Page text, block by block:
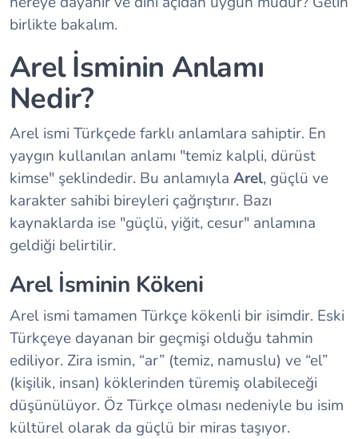
birlikte bakalım.
Arel İsminin Anlamı
Nedir?
Arel ismi Türkçede farklı anlamlara sahiptir. En
yaygın kullanılan anlamı "temiz kalpli, dürüst
kimse" şeklindedir. Bu anlamıyla Arel, güçlü ve
karakter sahibi bireyleri çağrıştırır. Bazı
kaynaklarda ise "güçlü, yiğit, cesur" anlamına
geldiği belirtilir.
Arel İsminin Kökeni
Arel ismi tamamen Türkçe kökenli bir isimdir. Eski
Türkçeye dayanan bir geçmişi olduğu tahmin
ediliyor. Zira ismin, “ar” (temiz, namuslu) ve “el”
(kişilik, insan) köklerinden türemiş olabileceği
düşünülüyor. Öz Türkçe olması nedeniyle bu isim
kültürel olarak da güçlü bir miras taşıyor.